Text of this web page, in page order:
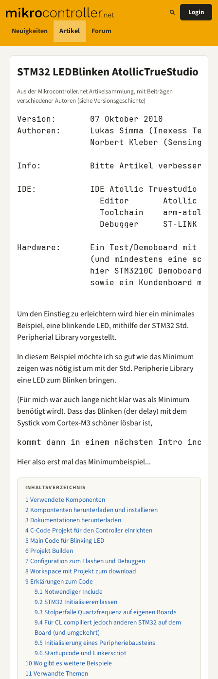
Neuigkeiten Artikel Forum
Login
STM32 LEDBlinken AtollicTrueStudio
Aus der Mikrocontroller.net Artikelsammlung, mit Beiträgen
verschiedener Autoren (siehe Versionsgeschichte)
Version: 07 Oktober 2010
Authoren: Lukas Simma (Inexess
Norbert Kleber (Sensing
Info: Bitte Artikel verbessern
IDE: IDE Atollic Truestudio
Editor
Atollic
Toolchain
arm-atollic
Debugger
ST-LINK
Hardware: Ein Test/Demoboard mit
(und mindestens eine
hier STM3210C Demoboard
sowie ein Kundenboard mit
Um den Einstieg zu erleichtern wird hier ein minimales
Beispiel, eine blinkende LED, mithilfe der STM32 Std.
Peripherial Library vorgestellt.
In diesem Beispiel möchte ich so gut wie das Minimum
zeigen was nötig ist um mit der Std. Peripherie Library
eine LED zum Blinken bringen.
(Für mich war auch lange nicht klar was als Minimum
benötigt wird). Dass das Blinken (der delay) mit dem
Systick vom Cortex-M3 schöner lösbar ist,
Hier also erst mal das Minimumbeispiel...
INHALTSVERZEICHNIS
1 Verwendete Komponenten
2 Kompontenten herunterladen und installieren
3 Dokumentationen herunterladen
4C-Code Projekt für den Controller einrichten
5 Main Code für Blinking LED
6 Projekt Builden
7 Configuration zum Flashen und Debuggen
8 Workspace mit Projekt zum download
9 Erklärungen zum Code
9.1 Notwendiger Include
9.2 STM32 Initialisieren lassen
9.3 Stolperfalle Quartzfrequenz auf eigenen Boards
9.4 Für CL compiliert jedoch anderen STM32 auf dem
Board (und umgekehrt)
9.5 Initialisierung eines Peripheriebausteins
9.6Startupcode und Linkerscript
10 Wo gibt es weitere Beispiele
11 Verwandte Themen